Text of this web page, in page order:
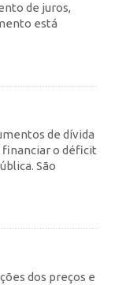
de juros,
está
de dívida
financiar o déficit
São
dos preços e